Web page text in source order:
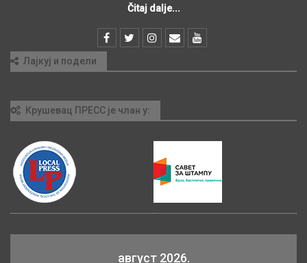
Čitaj dalje...
Лајкуј и подели
Крушевац ПРЕСС је члан у:
август 2026.